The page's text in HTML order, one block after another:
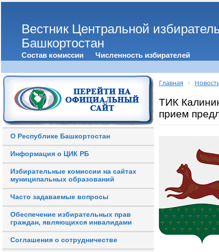
Вестник Центральной
Башкортостан
Состав комиссии Численность избирателей
О Республике Башкортостан
Информация о ЦИК РБ
Избирательные комиссии на сайтах
муниципальных образований
Часто задаваемые вопросы
Обеспечение избирательных прав
граждан, являющихся инвалидами
Соглашения о сотрудничестве
Главная
ТИК
прием